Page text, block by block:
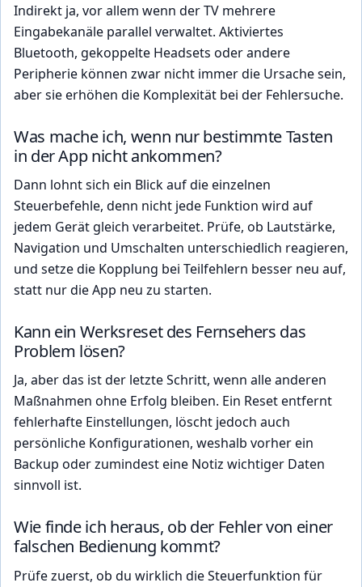
Indirekt ja, vor allem wenn der TV mehrere
Eingabekanäle parallel verwaltet. Aktiviertes
Bluetooth, gekoppelte Headsets oder andere
Peripherie können zwar nicht immer die Ursache sein,
aber sie erhöhen die Komplexität bei der Fehlersuche.
Was mache ich, wenn nur bestimmte Tasten
in der App nicht ankommen?
Dann lohnt sich ein Blick auf die einzelnen
Steuerbefehle, denn nicht jede Funktion wird auf
jedem Gerät gleich verarbeitet. Prüfe, ob Lautstärke,
Navigation und Umschalten unterschiedlich reagieren,
und setze die Kopplung bei Teilfehlern besser neu auf,
statt nur die App neu zu starten.
Kann ein Werksreset des Fernsehers das
Problem lösen?
Ja, aber das ist der letzte Schritt, wenn alle anderen
Maßnahmen ohne Erfolg bleiben. Ein Reset entfernt
fehlerhafte Einstellungen, löscht jedoch auch
persönliche Konfigurationen, weshalb vorher ein
Backup oder zumindest eine Notiz wichtiger Daten
sinnvoll ist.
Wie finde ich heraus, ob der Fehler von einer
falschen Bedienung kommt?
Prüfe zuerst, ob du wirklich die Steuerfunktion für